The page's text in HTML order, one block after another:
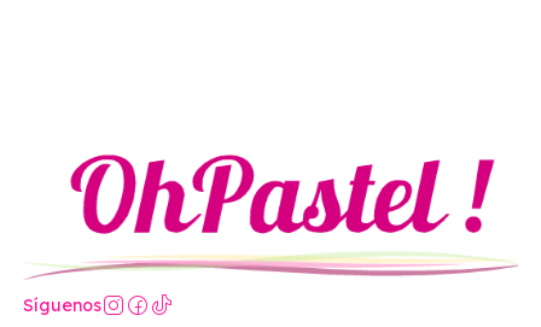
Síguenos